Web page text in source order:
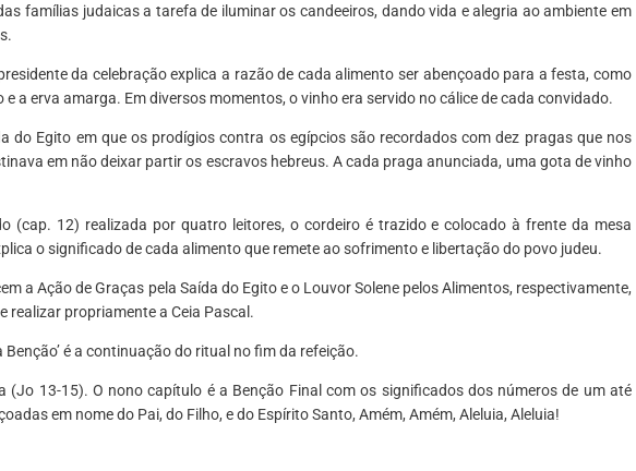
famílias judaicas a tarefa de iluminar os candeeiros, dando vida e alegria ao ambiente em
da celebração explica a razão de cada alimento ser abençoado para a festa, como
a erva amarga. Em diversos momentos, o vinho era servido no cálice de cada convidado.
do Egito em que os prodígios contra os egípcios são recordados com dez pragas que nos
em não deixar partir os escravos hebreus. A cada praga anunciada, uma gota de vinho
(cap. 12) realizada por quatro leitores, o cordeiro é trazido e colocado à frente da mesa
o significado de cada alimento que remete ao sofrimento e libertação do povo judeu.
a Ação de Graças pela Saída do Egito e o Louvor Solene pelos Alimentos, respectivamente,
realizar propriamente a Ceia Pascal.
Benção’ é a continuação do ritual no fim da refeição.
(Jo 13-15). O nono capítulo é a Benção Final com os significados dos números de um até
em nome do Pai, do Filho, e do Espírito Santo, Amém, Amém, Aleluia, Aleluia!